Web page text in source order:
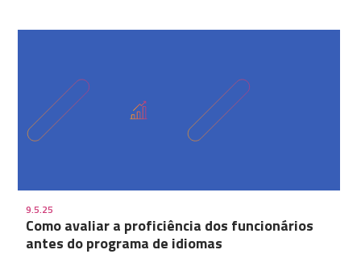
9.5.25
Como avaliar a proficiência dos funcionários
antes do programa de idiomas